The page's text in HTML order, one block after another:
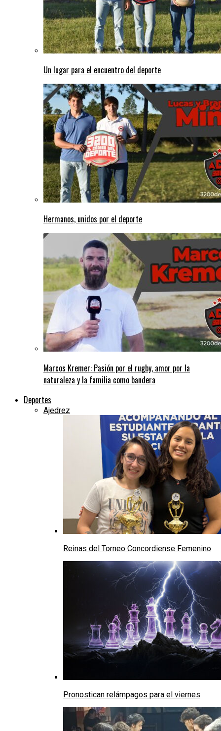
Un lugar para el encuentro del deporte
Hermanos, unidos por el deporte
Marcos Kremer: Pasión por el rugby, amor por la
naturaleza y la familia como bandera
Deportes
Ajedrez
Reinas del Torneo Concordiense Femenino
Pronostican relámpagos para el viernes